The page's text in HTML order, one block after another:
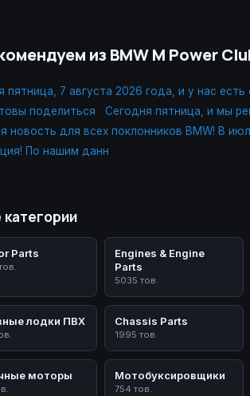
из BMW M Power
пятница, 7 августа 2026 года, и у нас есть
поделиться
Сегодня пятница, и мы
новость для всех поклонников BMW! В
По нашим данн
Parts
Engines & Engine
Parts
5035 тов.
лодки ПВХ Chassis Parts
1995 тов.
моторы Мотобуксировщики
754 тов.